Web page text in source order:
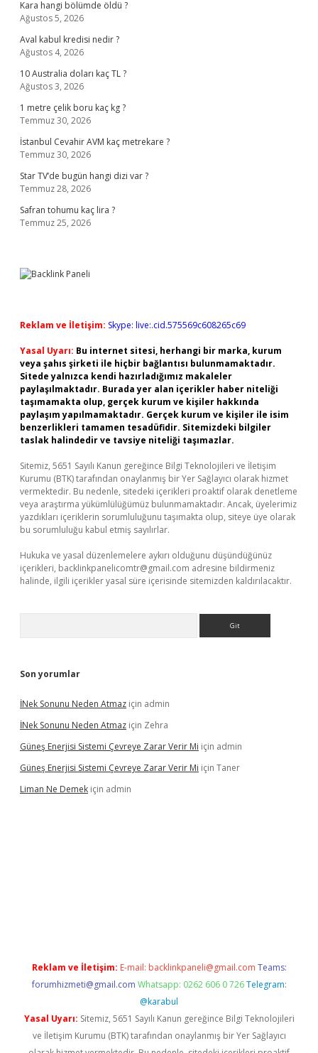
Kara hangi bölümde öldü ?
Ağustos 5, 2026
Aval kabul kredisi nedir ?
Ağustos 4, 2026
10 Australia doları kaç TL ?
Ağustos 3, 2026
1 metre çelik boru kaç kg ?
Temmuz 30, 2026
İstanbul Cevahir AVM kaç metrekare ?
Temmuz 30, 2026
Star TV’de bugün hangi dizi var ?
Temmuz 28, 2026
Safran tohumu kaç lira ?
Temmuz 25, 2026
Reklam ve İletişim: Skype: live:.cid.575569c608265c69
Yasal Uyarı: Bu internet sitesi, herhangi bir marka, kurum
veya şahıs şirketi ile hiçbir bağlantısı bulunmamaktadır.
Sitede yalnızca kendi hazırladığımız makaleler
paylaşılmaktadır. Burada yer alan içerikler haber niteliği
taşımamakta olup, gerçek kurum ve kişiler hakkında
paylaşım yapılmamaktadır. Gerçek kurum ve kişiler ile isim
benzerlikleri tamamen tesadüfidir. Sitemizdeki bilgiler
taslak halindedir ve tavsiye niteliği taşımazlar.
Sitemiz, 5651 Sayılı Kanun gereğince Bilgi Teknolojileri ve İletişim
Kurumu (BTK) tarafından onaylanmış bir Yer Sağlayıcı olarak hizmet
vermektedir. Bu nedenle, sitedeki içerikleri proaktif olarak denetleme
veya araştırma yükümlülüğümüz bulunmamaktadır. Ancak, üyelerimiz
yazdıkları içeriklerin sorumluluğunu taşımakta olup, siteye üye olarak
bu sorumluluğu kabul etmiş sayılırlar.
Hukuka ve yasal düzenlemelere aykırı olduğunu düşündüğünüz
içerikleri, backlinkpanelicomtr@gmail.com adresine bildirmeniz
halinde, ilgili içerikler yasal süre içerisinde sitemizden kaldırılacaktır.
Son yorumlar
İNek Sonunu Neden Atmaz için admin
İNek Sonunu Neden Atmaz için Zehra
Güneş Enerjisi Sistemi Çevreye Zarar Verir Mi için admin
Güneş Enerjisi Sistemi Çevreye Zarar Verir Mi için Taner
Liman Ne Demek için admin
Reklam ve İletişim: E-mail: backlinkpaneli@gmail.com Teams:
forumhizmeti@gmail.com Whatsapp: 0262 606 0 726 Telegram:
@karabul
Yasal Uyarı: Sitemiz, 5651 Sayılı Kanun gereğince Bilgi Teknolojileri
ve İletişim Kurumu (BTK) tarafından onaylanmış bir Yer Sağlayıcı